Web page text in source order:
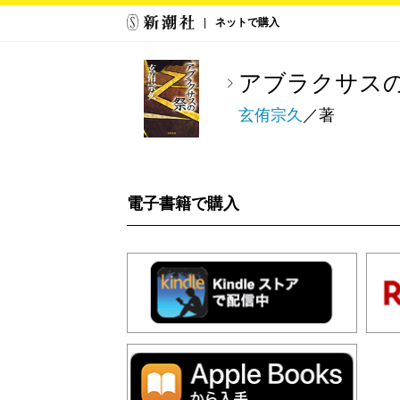
ネットで購入
アブラクサス
玄侑宗久 ／著
電子書籍で購入